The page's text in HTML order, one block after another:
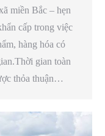
miền Bắc – hẹn
cấp trong việc
hàng hóa có
gian toàn
thỏa thuận…